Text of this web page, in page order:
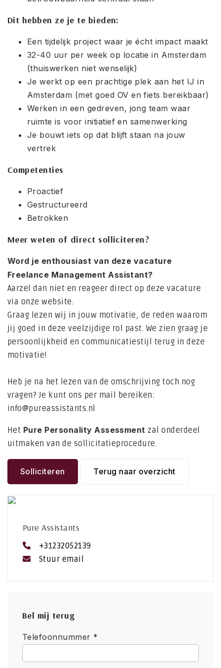
Dit hebben ze je te bieden:
Een tijdelijk project waar je écht impact maakt
32-40 uur per week op locatie in Amsterdam
(thuiswerken niet wenselijk)
Je werkt op een prachtige plek aan het IJ in
Amsterdam (met goed OV en fiets bereikbaar)
Werken in een gedreven, jong team waar
ruimte is voor initiatief en samenwerking
Je bouwt iets op dat blijft staan na jouw
vertrek
Competenties
Proactief
Gestructureerd
Betrokken
Meer weten of direct solliciteren?
Word je enthousiast van deze vacature
Freelance Management Assistant?
Aarzel dan niet en reageer direct op deze vacature
via onze website.
Graag lezen wij in jouw motivatie, de reden waarom
jij goed in deze veelzijdige rol past. We zien graag je
persoonlijkheid en communicatiestijl terug in deze
motivatie!
Heb je na het lezen van de omschrijving toch nog
vragen? Je kunt ons per mail bereiken:
info@pureassistants.nl
Het Pure Personality Assessment zal onderdeel
uitmaken van de sollicitatieprocedure.
Solliciteren Terug naar overzicht
Pure Assistants
+31232052139
Stuur email
Bel mij terug
Telefoonnummer *